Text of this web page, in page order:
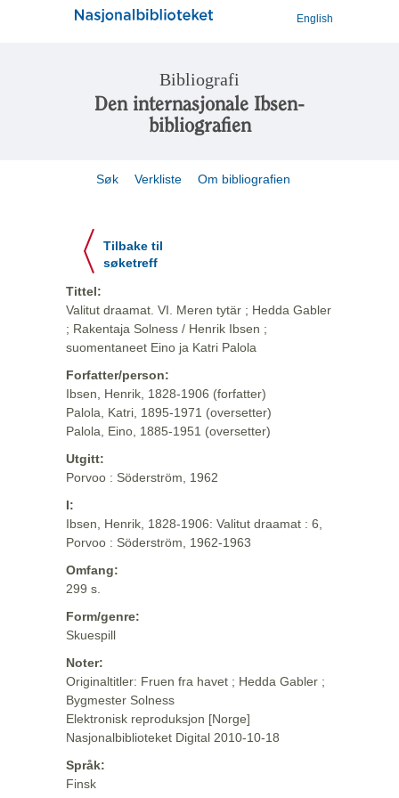
English
Bibliografi
Den internasjonale Ibsen-
bibliografien
Søk Verkliste Om bibliografien
Tilbake til
søketreff
Tittel:
Valitut draamat. VI. Meren tytär ; Hedda Gabler
; Rakentaja Solness / Henrik Ibsen ;
suomentaneet Eino ja Katri Palola
Forfatter/person:
Ibsen, Henrik, 1828-1906 (forfatter)
Palola, Katri, 1895-1971 (oversetter)
Palola, Eino, 1885-1951 (oversetter)
Utgitt:
Porvoo : Söderström, 1962
I:
Ibsen, Henrik, 1828-1906: Valitut draamat : 6,
Porvoo : Söderström, 1962-1963
Omfang:
299 s.
Form/genre:
Skuespill
Noter:
Originaltitler: Fruen fra havet ; Hedda Gabler ;
Bygmester Solness
Elektronisk reproduksjon [Norge]
Nasjonalbiblioteket Digital 2010-10-18
Språk:
Finsk